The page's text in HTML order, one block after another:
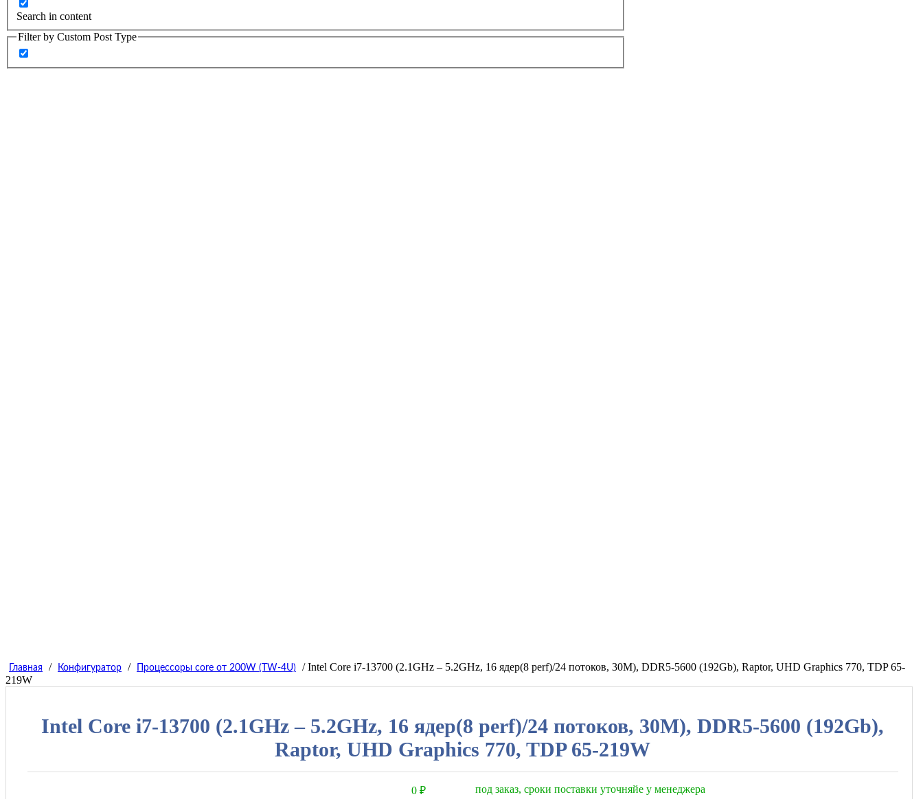
Search in content
Filter by Custom Post Type
Главная / Конфигуратор / Процессоры core от 200W (TW-4U)
/ Intel Core i7-13700 (2.1GHz – 5.2GHz, 16 ядер(8 perf)/24 потоков, 30M), DDR5-5600 (192Gb), Raptor, UHD Graphics 770, TDP 65-
219W
Intel Core i7-13700 (2.1GHz – 5.2GHz, 16 ядер(8 perf)/24 потоков, 30M), DDR5-5600 (192Gb),
Raptor, UHD Graphics 770, TDP 65-219W
0 ₽ под заказ, сроки поставки уточняйе у менеджера